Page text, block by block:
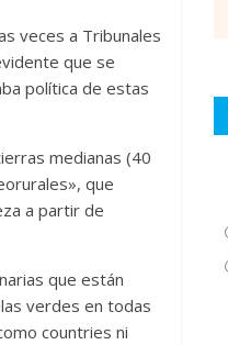
veces a Tribunales
que se
política de estas
medianas (40
que
a partir de
que están
verdes en todas
countries ni